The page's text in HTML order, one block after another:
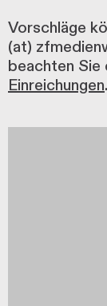
Vorschläge
(at)
beachten Sie
Einreichungen.